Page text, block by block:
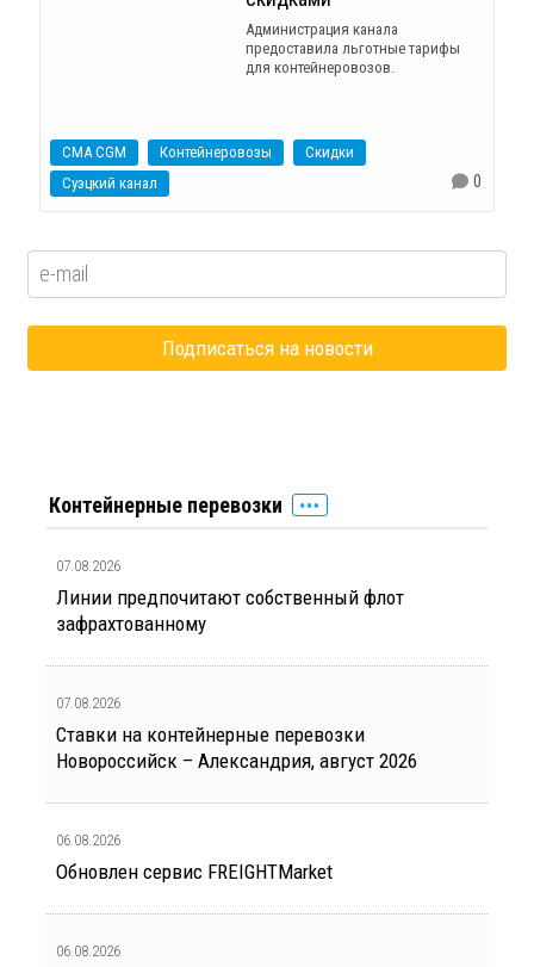
Администрация канала
предоставила льготные тарифы
для контейнеровозов.
CMA CGM Контейнеровозы
Скидки
Суэцкий канал
0
Контейнерные перевозки
07.08.2026
Линии предпочитают собственный флот
зафрахтованному
07.08.2026
Ставки на контейнерные перевозки
Новороссийск – Александрия, август 2026
06.08.2026
Обновлен сервис FREIGHTMarket
06.08.2026